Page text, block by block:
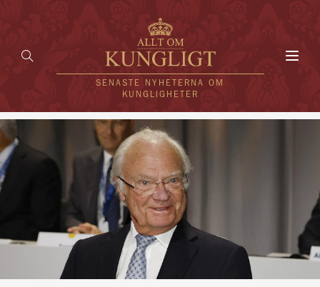
SENASTE NYHETERNA OM
KUNGLIGHETER
HEM
KUNGAFAMILJEN
UTLÄNDSKT
KÄNDISAR
VÄRLDENS KUNGAHUS